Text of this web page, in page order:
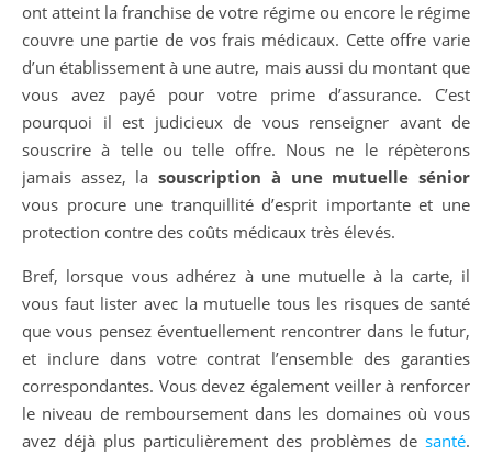
ont atteint la franchise de votre régime ou encore le régime
couvre une partie de vos frais médicaux. Cette offre varie
d’un établissement à une autre, mais aussi du montant que
vous avez payé pour votre prime d’assurance. C’est
pourquoi il est judicieux de vous renseigner avant de
souscrire à telle ou telle offre. Nous ne le répèterons
jamais assez, lasouscription à une mutuelle sénior
vous procure une tranquillité d’esprit importante et une
protection contre des coûts médicaux très élevés.
Bref, lorsque vous adhérez à une mutuelle à la carte, il
vous faut lister avec la mutuelle tous les risques de santé
que vous pensez éventuellement rencontrer dans le futur,
et inclure dans votre contrat l’ensemble des garanties
correspondantes. Vous devez également veiller à renforcer
le niveau de remboursement dans les domaines où vous
avez déjà plus particulièrement des problèmes de santé.